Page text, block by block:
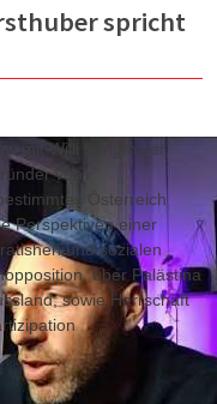
spricht
mit Willi Langthaler,
von
Österreich
Perspektiven einer
und sozialen
über Palästina
sowie Herrschaft